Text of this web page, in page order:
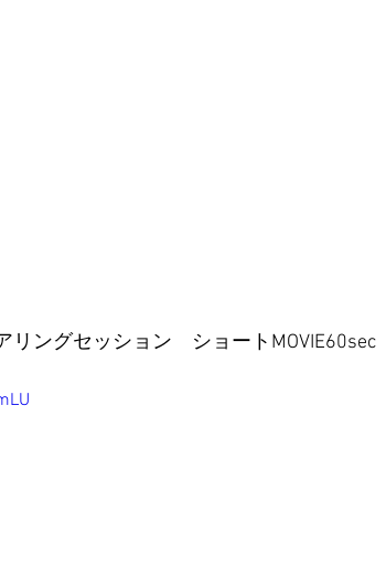
リングセッション　ショートMOVIE60sec